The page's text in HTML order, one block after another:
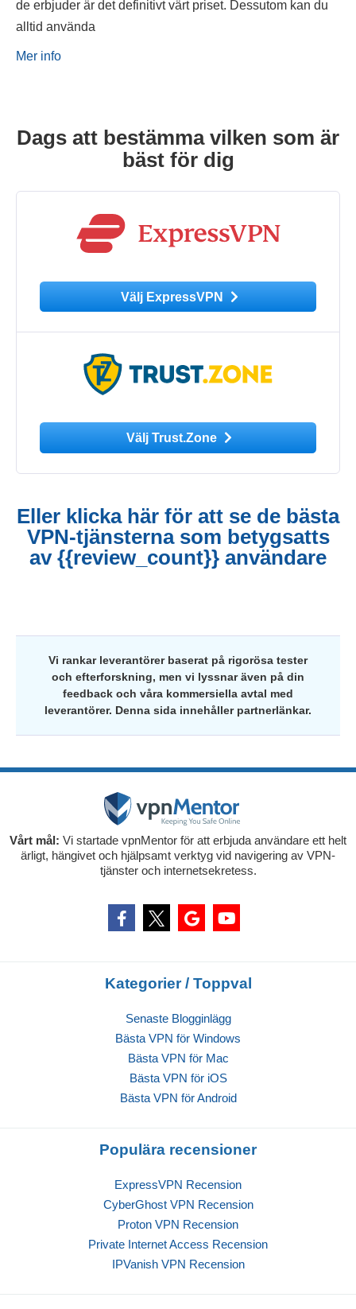
de erbjuder är det definitivt värt priset. Dessutom kan du
alltid använda
Mer info
Dags att bestämma vilken som är
bäst för dig
Välj ExpressVPN
Välj Trust.Zone
Eller klicka här för att se de bästa
VPN-tjänsterna som betygsatts
av {{review_count}} användare
Vi rankar leverantörer baserat på rigorösa tester
och efterforskning, men vi lyssnar även på din
feedback och våra kommersiella avtal med
leverantörer. Denna sida innehåller partnerlänkar.
Vårt mål: Vi startade vpnMentor för att erbjuda användare ett helt
ärligt, hängivet och hjälpsamt verktyg vid navigering av VPN-
tjänster och internetsekretess.
Kategorier / Toppval
Senaste Blogginlägg
Bästa VPN för Windows
Bästa VPN för Mac
Bästa VPN för iOS
Bästa VPN för Android
Populära recensioner
ExpressVPN Recension
CyberGhost VPN Recension
Proton VPN Recension
Private Internet Access Recension
IPVanish VPN Recension